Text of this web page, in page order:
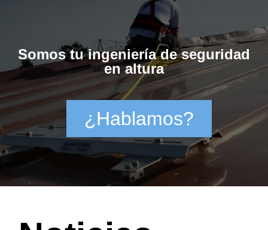
Somos tu ingeniería de seguridad
en altura
¿Hablamos?